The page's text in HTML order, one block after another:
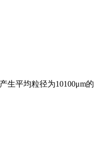
生平均粒径为10100μm的